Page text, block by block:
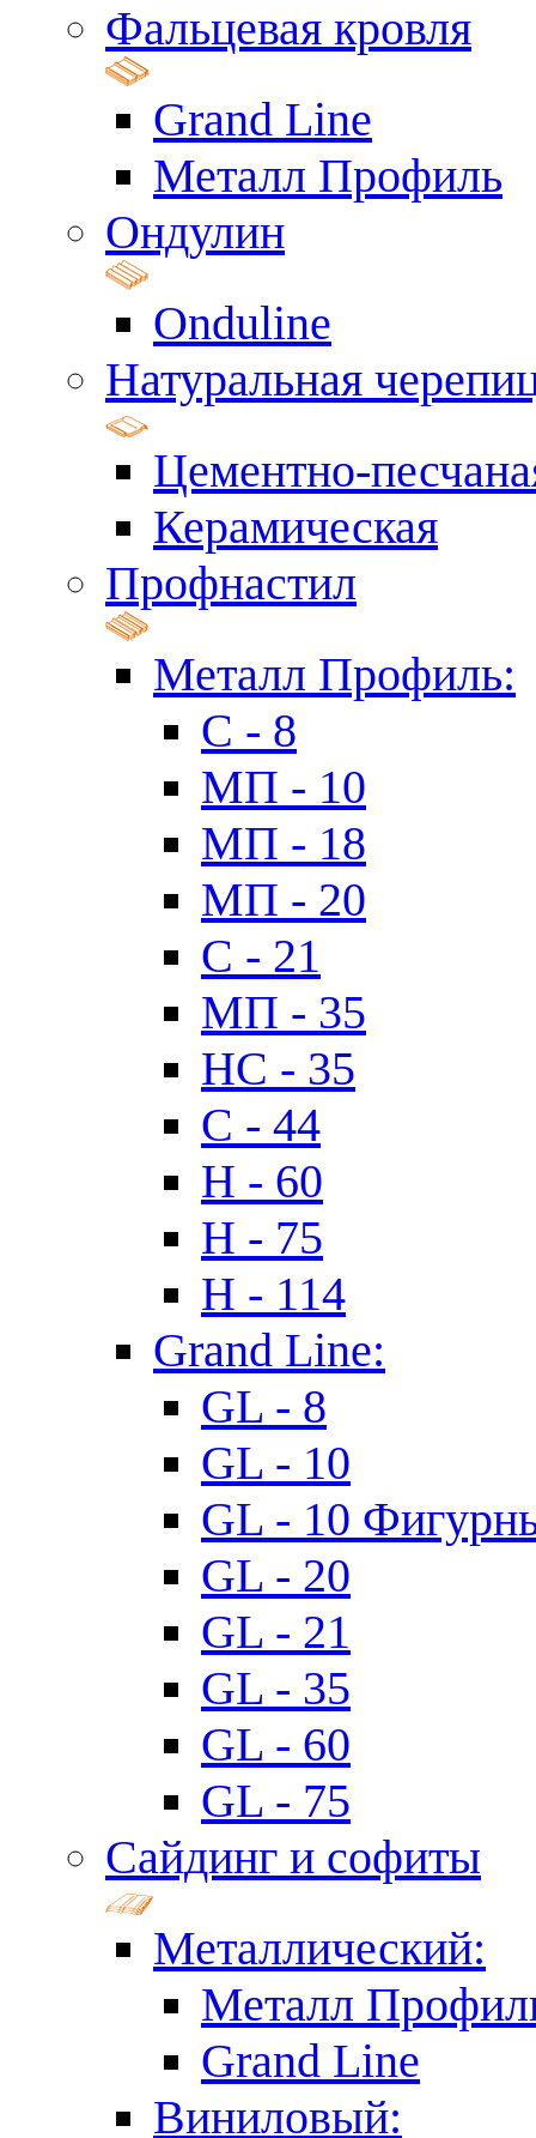
Фальцевая кровля
Grand Line
Металл Профиль
Ондулин
Onduline
Натуральная
Цементно-
Керамическая
Профнастил
Металл Профиль:
C - 8
МП - 10
МП - 18
МП - 20
C - 21
МП - 35
HC - 35
C - 44
H - 60
H - 75
H - 114
Grand Line:
GL - 8
GL - 10
GL - 10
GL - 20
GL - 21
GL - 35
GL - 60
GL - 75
Сайдинг и софиты
Металлический:
Металл
Grand Line
Виниловый: